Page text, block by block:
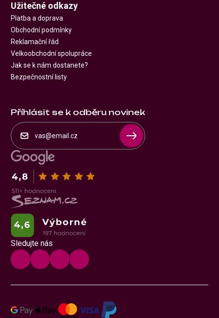
Užitečné odkazy
Platba a doprava
Obchodní podmínky
Reklamační řád
Velkoobchodní spolupráce
Jak se k nám dostanete?
Bezpečnostní listy
Příhlásit se k odběru novinek
Sledujte nás